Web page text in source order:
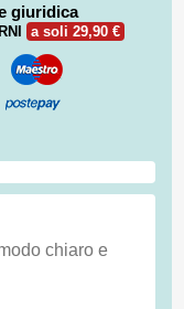
giuridica
a soli 29,90 €